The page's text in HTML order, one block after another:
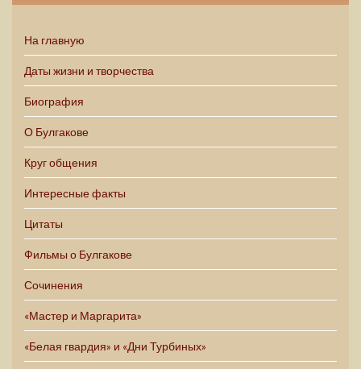
На главную
Даты жизни и творчества
Биография
О Булгакове
Круг общения
Интересные факты
Цитаты
Фильмы о Булгакове
Сочинения
«Мастер и Маргарита»
«Белая гвардия» и «Дни Турбиных»